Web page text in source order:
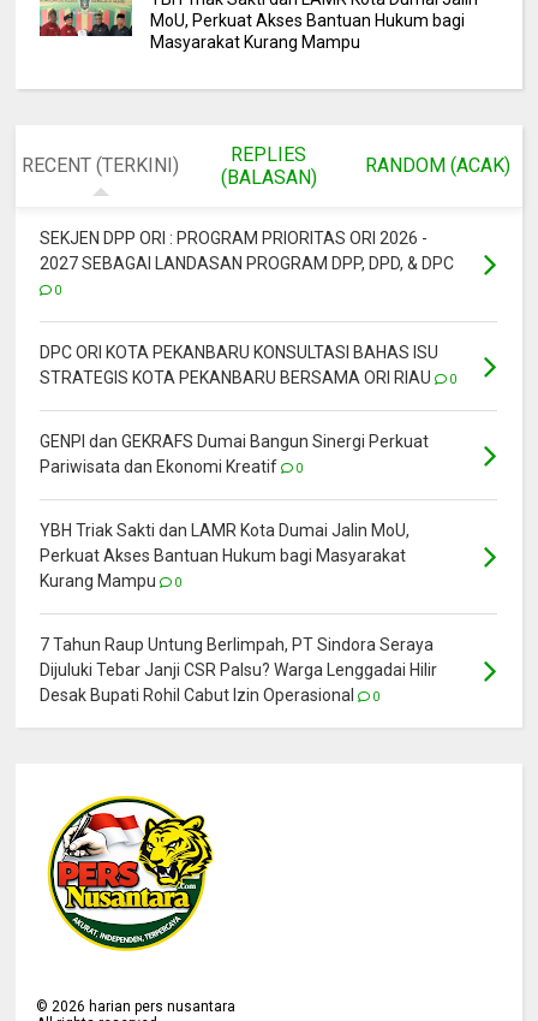
MoU, Perkuat Akses Bantuan Hukum bagi
Masyarakat Kurang Mampu
RECENT (TERKINI)
REPLIES
(BALASAN)
RANDOM (ACAK)
SEKJEN DPP ORI : PROGRAM PRIORITAS ORI 2026 -
2027 SEBAGAI LANDASAN PROGRAM DPP, DPD, & DPC
0
DPC ORI KOTA PEKANBARU KONSULTASI BAHAS ISU
STRATEGIS KOTA PEKANBARU BERSAMA ORI RIAU
0
GENPI dan GEKRAFS Dumai Bangun Sinergi Perkuat
Pariwisata dan Ekonomi Kreatif
0
YBH Triak Sakti dan LAMR Kota Dumai Jalin MoU,
Perkuat Akses Bantuan Hukum bagi Masyarakat
Kurang Mampu
0
7 Tahun Raup Untung Berlimpah, PT Sindora Seraya
Dijuluki Tebar Janji CSR Palsu? Warga Lenggadai Hilir
Desak Bupati Rohil Cabut Izin Operasional
0
© 2026 harian pers nusantara